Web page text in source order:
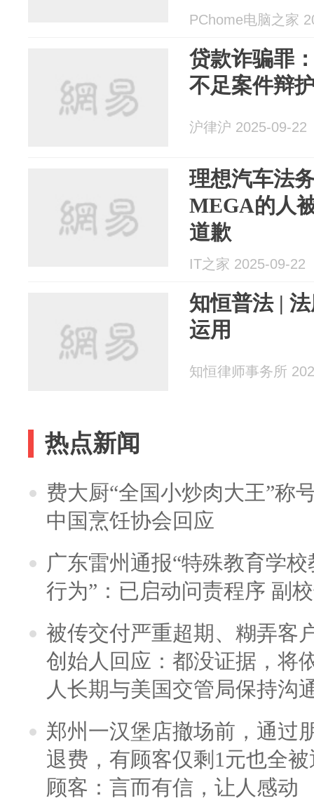
PChome电脑之家
贷款诈骗罪
不足案件辩
沪律沪 2025-09-22
理想汽车法
MEGA的人
道歉
IT之家 2025-09-22
知恒普法 |
运用
知恒律师事务所
热点新闻
费大厨“全国小炒肉大王”称
中国烹饪协会回应
广东雷州通报“特殊教育学
行为”：已启动问责程序 副
被传交付严重超期、糊弄客
创始人回应：都没证据，将
人长期与美国交管局保持沟
郑州一汉堡店撤场前，通过
退费，有顾客仅剩1元也全
顾客：言而有信，让人感动